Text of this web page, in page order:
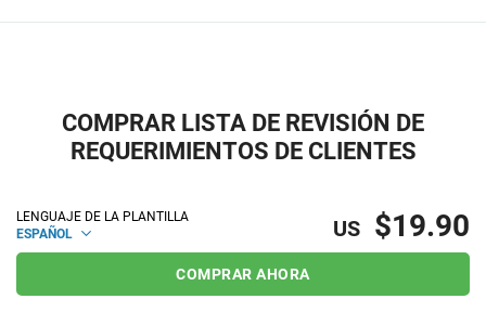
COMPRAR LISTA DE REVISIÓN DE
REQUERIMIENTOS DE CLIENTES
LENGUAJE DE LA PLANTILLA
ESPAÑOL
US $19.90
COMPRAR AHORA